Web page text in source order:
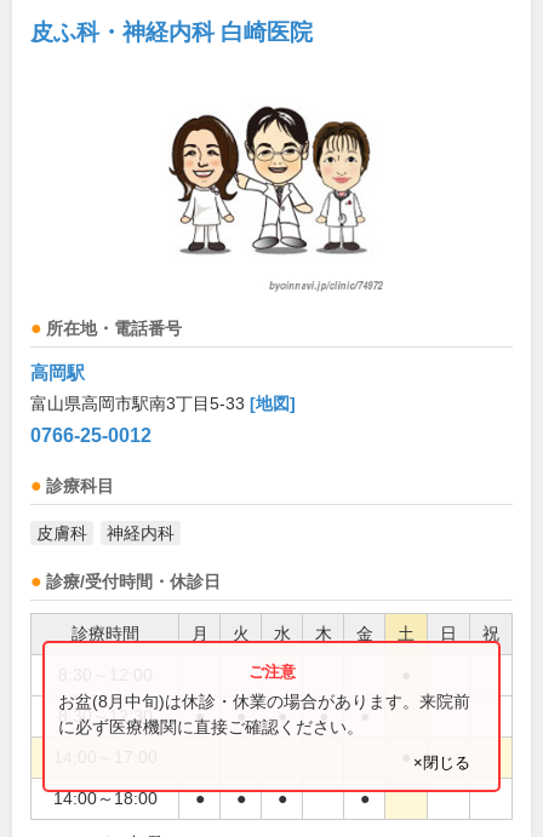
皮ふ科・神経内科 白崎医院
所在地・電話番号
高岡駅
富山県高岡市駅南3丁目5-33 [地図]
0766-25-0012
診療科目
皮膚科 神経内科
診療/受付時間・休診日
診療時間 月 火 水 木 金 土 日 祝
8:30～12:30 ● ● ● ● ●
14:00～18:00 ● ● ● ●
お盆(8月中旬)は休診・休業の場合があります。来院前
に必ず医療機関に直接ご確認ください。
×閉じる